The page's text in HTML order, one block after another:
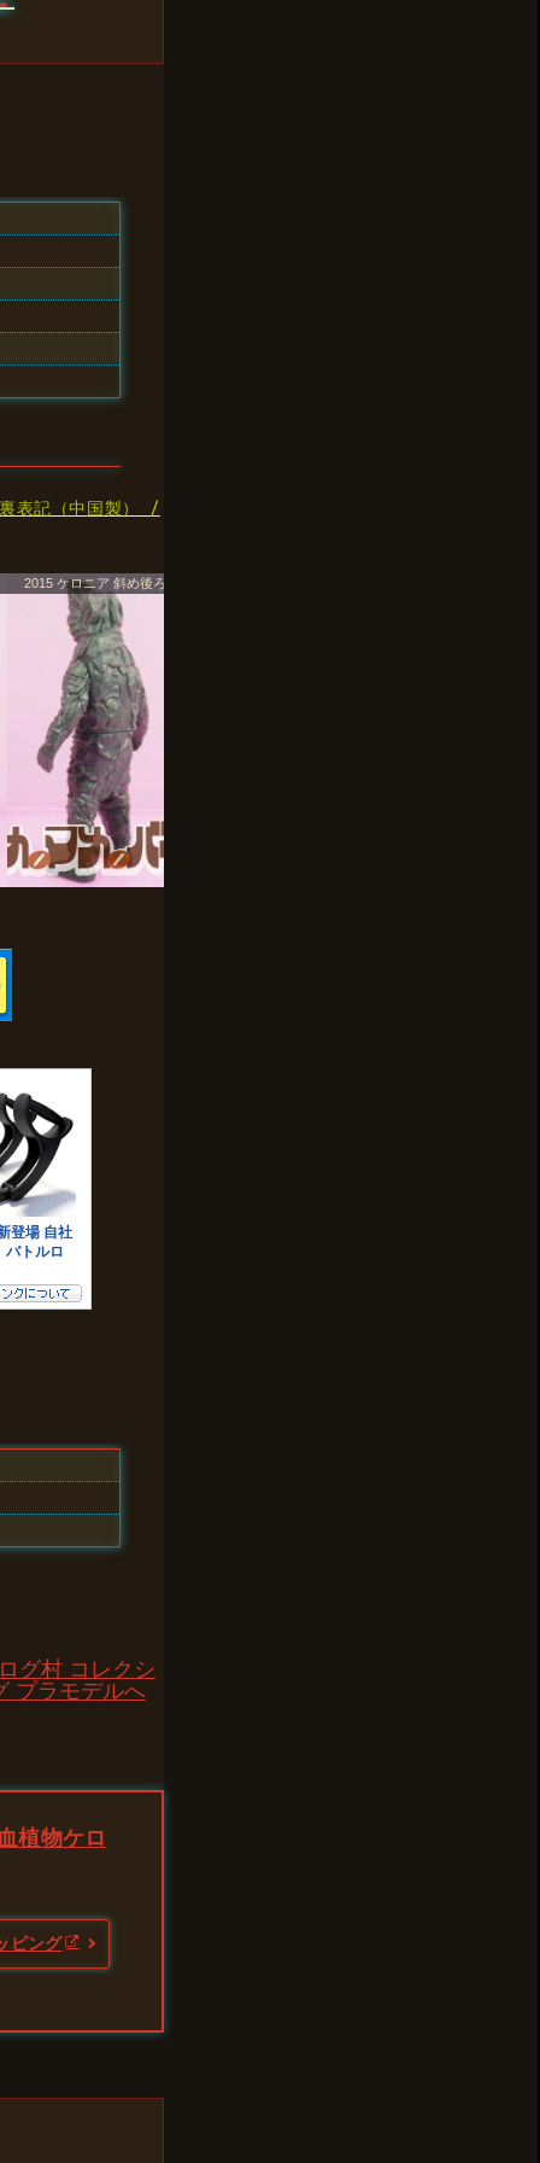
表記（中国製） /
2015 ケロニア 斜め後ろ01
植物ケロ
ピング